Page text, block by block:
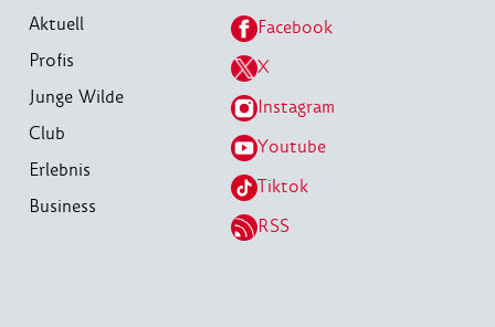
Aktuell
Profis
Junge Wilde
Club
Erlebnis
Business
Facebook
X
Instagram
Youtube
Tiktok
RSS